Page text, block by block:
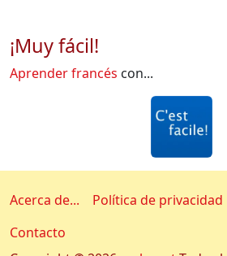
¡Muy fácil!
Aprender francés con...
Acerca de...
Política de privacidad
Contacto